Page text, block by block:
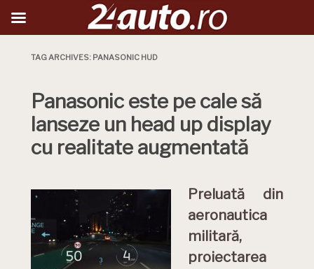
TAG ARCHIVES: PANASONIC HUD
Panasonic este pe cale să
lanseze un head up display
cu realitate augmentată
Preluată din
aeronautica
militară,
proiectarea